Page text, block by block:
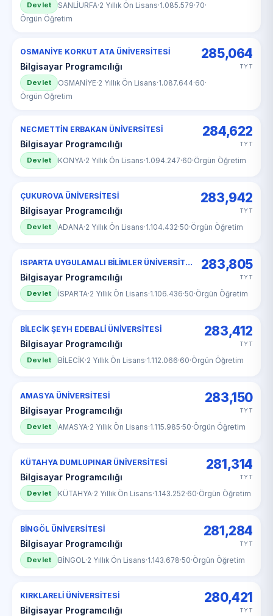
Devlet SANLİURFA·2 Yıllık Ön Lisans·1.085.579·70·
Örgün Öğretim
OSMANİYE KORKUT ATA ÜNİVERSİTESİ
Bilgisayar Programcılığı
285,064
TYT
Devlet OSMANİYE·2 Yıllık Ön Lisans·1.087.644·60·
Örgün Öğretim
NECMETTİN ERBAKAN ÜNİVERSİTESİ
Bilgisayar Programcılığı
284,622
TYT
Devlet KONYA·2 Yıllık Ön Lisans·1.094.247·60·Örgün Öğretim
ÇUKUROVA ÜNİVERSİTESİ
Bilgisayar Programcılığı
283,942
TYT
Devlet ADANA·2 Yıllık Ön Lisans·1.104.432·50·Örgün Öğretim
ISPARTA UYGULAMALI BİLİMLER ÜNİVERSİTESİ
Bilgisayar Programcılığı
283,805
TYT
Devlet İSPARTA·2 Yıllık Ön Lisans·1.106.436·50·Örgün Öğretim
BİLECİK ŞEYH EDEBALİ ÜNİVERSİTESİ
Bilgisayar Programcılığı
283,412
TYT
Devlet BİLECİK·2 Yıllık Ön Lisans·1.112.066·60·Örgün Öğretim
AMASYA ÜNİVERSİTESİ
Bilgisayar Programcılığı
283,150
TYT
Devlet AMASYA·2 Yıllık Ön Lisans·1.115.985·50·Örgün Öğretim
KÜTAHYA DUMLUPINAR ÜNİVERSİTESİ
Bilgisayar Programcılığı
281,314
TYT
Devlet KÜTAHYA·2 Yıllık Ön Lisans·1.143.252·60·Örgün Öğretim
BİNGÖL ÜNİVERSİTESİ
Bilgisayar Programcılığı
281,284
TYT
Devlet BİNGOL ·2 Yıllık Ön Lisans·1.143.678·50·Örgün Öğretim
KIRKLARELİ ÜNİVERSİTESİ
Bilgisayar Programcılığı
280,421
TYT